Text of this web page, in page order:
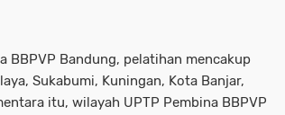
BBPVP Bandung, pelatihan mencakup
Sukabumi, Kuningan, Kota Banjar,
itu, wilayah UPTP Pembina BBPVP